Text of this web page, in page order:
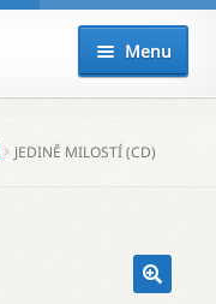
Menu
Expand
menu
JEDINĚ MILOSTÍ (CD)